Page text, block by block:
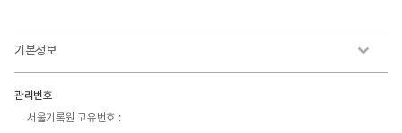
기본정보
관리번호
서울기록원 고유번호 :